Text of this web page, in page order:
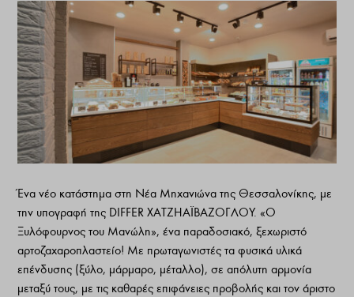
Ένα νέο κατάστημα στη Νέα Μηχανιώνα της Θεσσαλονίκης, με
την υπογραφή της DIFFER ΧΑΤΖΗΑΪΒΑΖΟΓΛΟΥ. «Ο
Ξυλόφουρνος του Μανώλη», ένα παραδοσιακό, ξεχωριστό
αρτοζαχαροπλαστείο! Με πρωταγωνιστές τα φυσικά υλικά
επένδυσης (ξύλο, μάρμαρο, μέταλλο), σε απόλυτη αρμονία
μεταξύ τους, με τις καθαρές επιφάνειες προβολής και τον άριστο